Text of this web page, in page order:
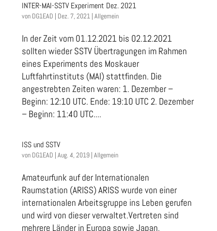
INTER-MAI-SSTV Experiment Dez. 2021
von DG1EAD | Dez. 7, 2021| Allgemein
In der Zeit vom 01.12.2021 bis 02.12.2021
sollten wieder SSTV Übertragungen im Rahmen
eines Experiments des Moskauer
Luftfahrtinstituts (MAI) stattfinden. Die
angestrebten Zeiten waren: 1. Dezember –
Beginn: 12:10 UTC. Ende: 19:10 UTC 2. Dezember
– Beginn: 11:40 UTC....
ISS und SSTV
von DG1EAD | Aug. 4, 2019| Allgemein
Amateurfunk auf der Internationalen
Raumstation (ARISS) ARISS wurde von einer
internationalen Arbeitsgruppe ins Leben gerufen
und wird von dieser verwaltet.Vertreten sind
mehrere Länder in Europa sowie Japan,